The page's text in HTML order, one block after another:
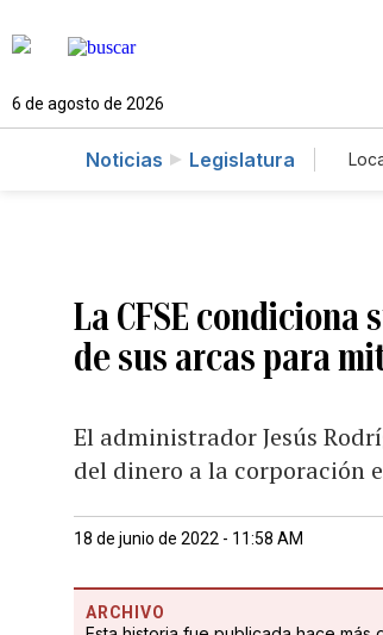
6 de agosto de 2026
Noticias Legislatura
La CFSE condiciona
de sus arcas para
El administrador Jesús
del dinero a la corporación
18 de junio de 2022 - 11:58 AM
ARCHIVO